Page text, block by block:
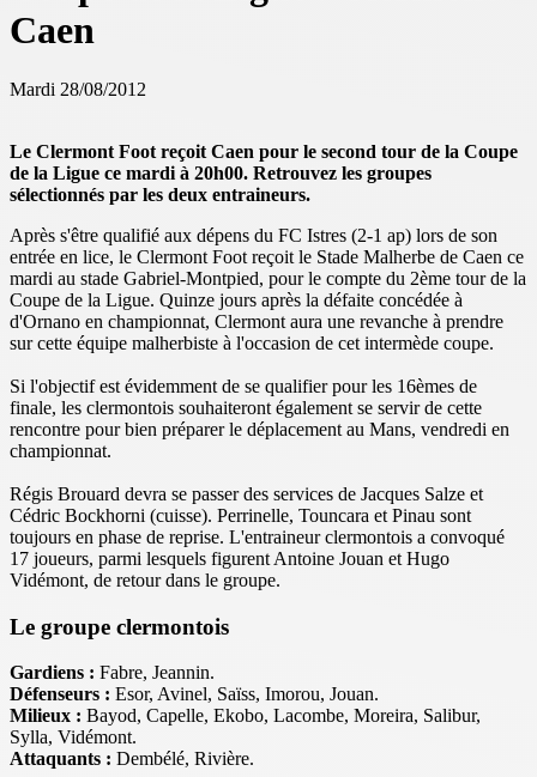
Caen
Mardi 28/08/2012
Le Clermont Foot reçoit Caen pour le second tour de la Coupe
de la Ligue ce mardi à 20h00. Retrouvez les groupes
sélectionnés par les deux entraineurs.
Après s'être qualifié aux dépens du FC Istres (2-1 ap) lors de son
entrée en lice, le Clermont Foot reçoit le Stade Malherbe de Caen ce
mardi au stade Gabriel-Montpied, pour le compte du 2ème tour de la
Coupe de la Ligue. Quinze jours après la défaite concédée à
d'Ornano en championnat, Clermont aura une revanche à prendre
sur cette équipe malherbiste à l'occasion de cet intermède coupe.
Si l'objectif est évidemment de se qualifier pour les 16èmes de
finale, les clermontois souhaiteront également se servir de cette
rencontre pour bien préparer le déplacement au Mans, vendredi en
championnat.
Régis Brouard devra se passer des services de Jacques Salze et
Cédric Bockhorni (cuisse). Perrinelle, Touncara et Pinau sont
toujours en phase de reprise. L'entraineur clermontois a convoqué
17 joueurs, parmi lesquels figurent Antoine Jouan et Hugo
Vidémont, de retour dans le groupe.
Le groupe clermontois
Gardiens : Fabre, Jeannin.
Défenseurs : Esor, Avinel, Saïss, Imorou, Jouan.
Milieux : Bayod, Capelle, Ekobo, Lacombe, Moreira, Salibur,
Sylla, Vidémont.
Attaquants : Dembélé, Rivière.